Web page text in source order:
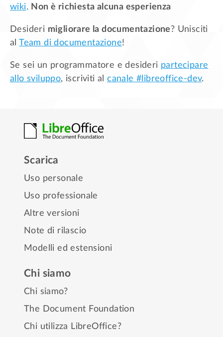
wiki. Non è richiesta alcuna esperienza
Desideri migliorare la documentazione? Unisciti
alTeam di documentazione!
Se sei un programmatore e desideri partecipare
allo sviluppo, iscriviti alcanale #libreoffice-dev.
Scarica
Uso personale
Uso professionale
Altre versioni
Note di rilascio
Modelli ed estensioni
Chi siamo
Chi siamo?
The Document Foundation
Chi utilizza LibreOffice?